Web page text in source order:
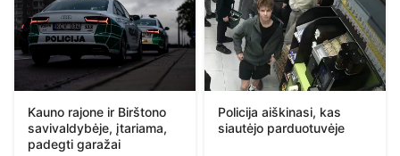
Kauno rajone ir Birštono
savivaldybėje, įtariama,
padegti garažai
Policija aiškinasi, kas
siautėjo parduotuvėje